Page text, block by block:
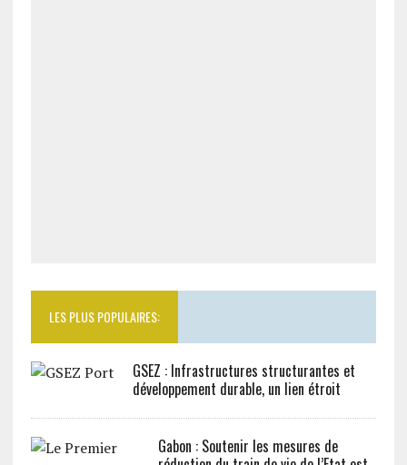
LES PLUS POPULAIRES:
GSEZ : Infrastructures structurantes et
développement durable, un lien étroit
Gabon : Soutenir les mesures de